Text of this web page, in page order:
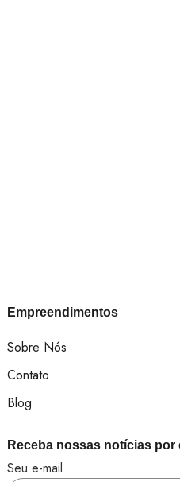
Empreendimentos
Sobre Nós
Contato
Blog
Receba nossas notícias por
Seu e-mail